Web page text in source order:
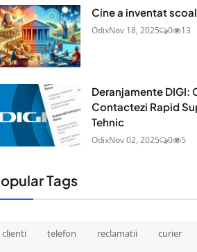
Cine a inventat
OdixNov 18, 2025 0 13
Deranjamente DIGI:
Contactezi Rapid
Tehnic
OdixNov 02, 2025 0 5
Tags
clienti telefon reclamatii curier